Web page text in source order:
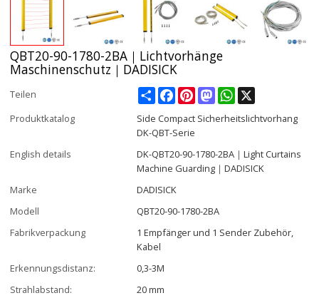
QBT20-90-1780-2BA｜Lichtvorhänge
Maschinenschutz｜DADISICK
Teilen ShareFacebookPinterestMastodonWhatsApp
Produktkatalog
Side Compact Sicherheitslichtvorhang
DK-QBT-Serie
English details
DK-QBT20-90-1780-2BA｜Light Curtains
Machine Guarding｜DADISICK
Marke
DADISICK
Modell
QBT20-90-1780-2BA
Fabrikverpackung
1 Empfänger und 1 Sender Zubehör,
Kabel
Erkennungsdistanz:
0,3-3M
Strahlabstand:
20 mm